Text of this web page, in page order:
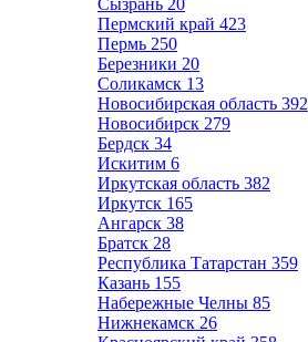
Сызрань 20
Пермский край 423
Пермь 250
Березники 20
Соликамск 13
Новосибирская область 392
Новосибирск 279
Бердск 34
Искитим 6
Иркутская область 382
Иркутск 165
Ангарск 38
Братск 28
Республика Татарстан 359
Казань 155
Набережные Челны 85
Нижнекамск 26